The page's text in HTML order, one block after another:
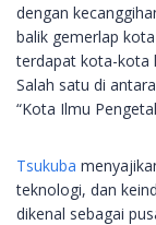
dengan
balik gemerlap
terdapat kota-kota
Salah satu di
“Kota Ilmu
Tsukuba
teknologi, dan
dikenal sebagai